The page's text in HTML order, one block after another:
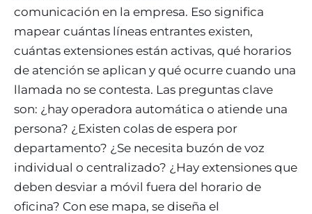
comunicación en la empresa. Eso significa
mapear cuántas líneas entrantes existen,
cuántas extensiones están activas, qué horarios
de atención se aplican y qué ocurre cuando una
llamada no se contesta. Las preguntas clave
son: ¿hay operadora automática o atiende una
persona? ¿Existen colas de espera por
departamento? ¿Se necesita buzón de voz
individual o centralizado? ¿Hay extensiones que
deben desviar a móvil fuera del horario de
oficina? Con ese mapa, se diseña el